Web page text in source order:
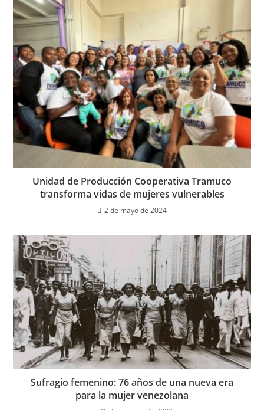
Unidad de Producción Cooperativa Tramuco
transforma vidas de mujeres vulnerables
2 de mayo de 2024
Sufragio femenino: 76 años de una nueva era
para la mujer venezolana